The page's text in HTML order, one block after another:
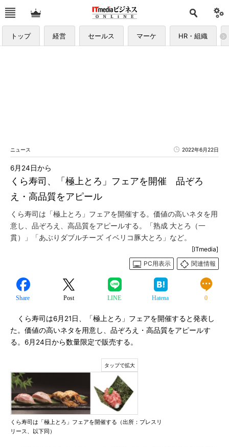
トップ 経営 セールス マーケ HR・組織
ニュース 2022年6月22日
くら寿司、「極上とろ」フェアを開催 品ぞろ
え・高品質をアピール
6月24日から
くら寿司は「極上とろ」フェアを開催する。価値の高いネタを用
意し、品ぞろえ、高品質をアピールする。「熟成 大とろ（一
貫）」「あぶりダブルチーズ イベリコ豚大とろ」など。
[ITmedia]
PC用表示
関連情報
Share Post LINE Hatena 0
くら寿司は6月21日、「極上とろ」フェアを開催すると発表し
た。価値の高いネタを用意し、品ぞろえ・高品質をアピールす
る。6月24日から数量限定で販売する。
くら寿司は「極上とろ」フェアを開催する（出所：プレスリ
リース、以下同）